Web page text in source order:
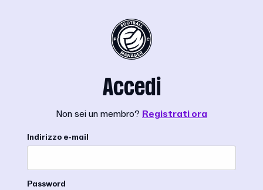
Accedi
Non sei un membro? Registrati ora
Indirizzo e-mail
Password